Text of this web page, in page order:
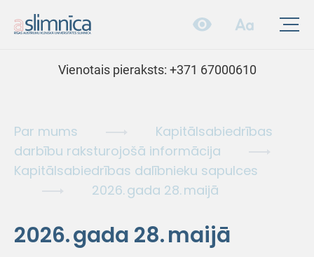
Vienotais pieraksts: +371 67000610
Par mums
Kapitālsabiedrības
darbību raksturojošā informācija
Kapitālsabiedrības dalībnieku sapulces
2026. gada 28. maijā
2026. gada 28. maijā